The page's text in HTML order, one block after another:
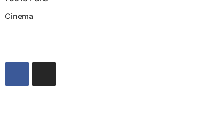
Cinema